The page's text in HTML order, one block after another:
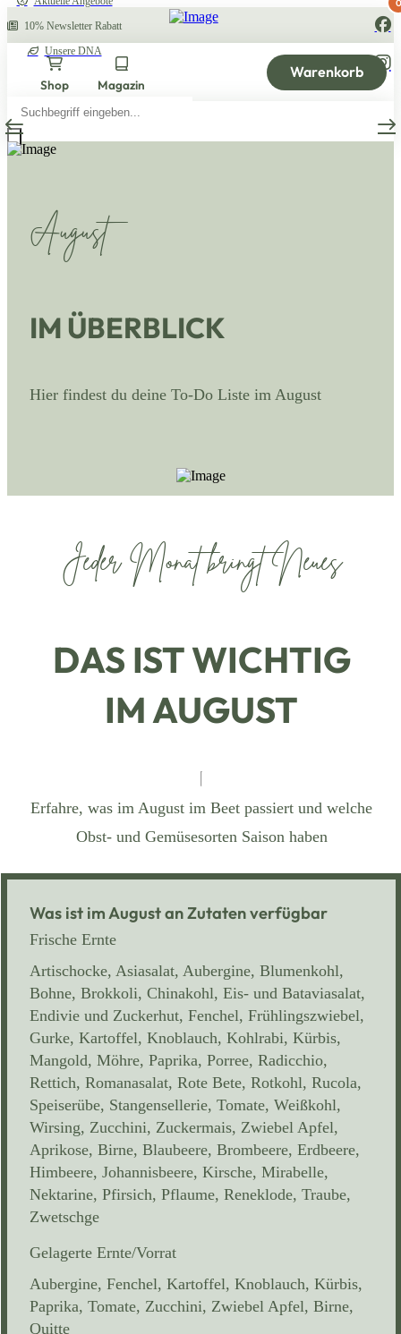
10% Newsletter Rabatt
Unsere DNA
Shop Magazin
Warenkorb
0
search
August
IM ÜBERBLICK
Hier findest du deine To-Do Liste im August
Jeder Monat bringt Neues
DAS IST WICHTIG
IM AUGUST
Erfahre, was im August im Beet passiert und welche
Obst- und Gemüsesorten Saison haben
Was ist im August an Zutaten verfügbar
Frische Ernte
Artischocke, Asiasalat, Aubergine, Blumenkohl,
Bohne, Brokkoli, Chinakohl, Eis- und Bataviasalat,
Endivie und Zuckerhut, Fenchel, Frühlingszwiebel,
Gurke, Kartoffel, Knoblauch, Kohlrabi, Kürbis,
Mangold, Möhre, Paprika, Porree, Radicchio,
Rettich, Romanasalat, Rote Bete, Rotkohl, Rucola,
Speiserübe, Stangensellerie, Tomate, Weißkohl,
Wirsing, Zucchini, Zuckermais, Zwiebel Apfel,
Aprikose, Birne, Blaubeere, Brombeere, Erdbeere,
Himbeere, Johannisbeere, Kirsche, Mirabelle,
Nektarine, Pfirsich, Pflaume, Reneklode, Traube,
Zwetschge
Gelagerte Ernte/Vorrat
Aubergine, Fenchel, Kartoffel, Knoblauch, Kürbis,
Paprika, Tomate, Zucchini, Zwiebel Apfel, Birne,
Quitte